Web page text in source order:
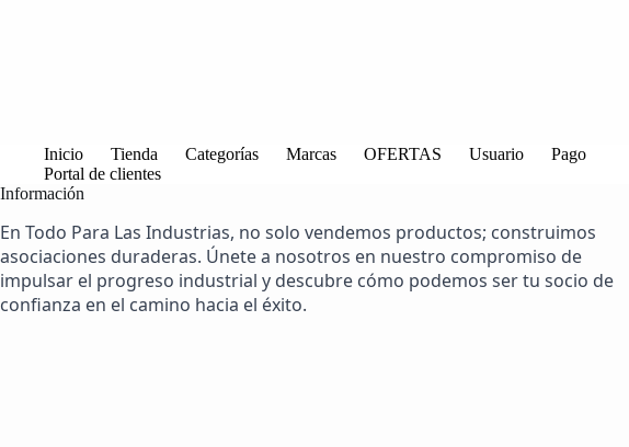
Inicio Tienda Categorías Marcas OFERTAS Usuario
Pago
Portal de clientes
Información
En Todo Para Las Industrias, no solo vendemos productos; construimos
asociaciones duraderas. Únete a nosotros en nuestro compromiso de
impulsar el progreso industrial y descubre cómo podemos ser tu socio de
confianza en el camino hacia el éxito.